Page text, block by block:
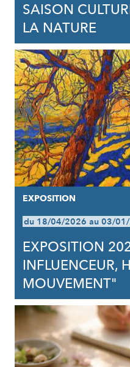
SAISON
LA NATURE
EXPOSITION
du 18/04/2026 au 03/
EXPOSITION
INFLUENCEUR,
MOUVEMENT"